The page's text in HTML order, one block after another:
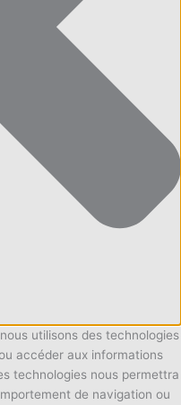
utilisons des technologies
accéder aux informations
technologies nous permettra
de navigation ou